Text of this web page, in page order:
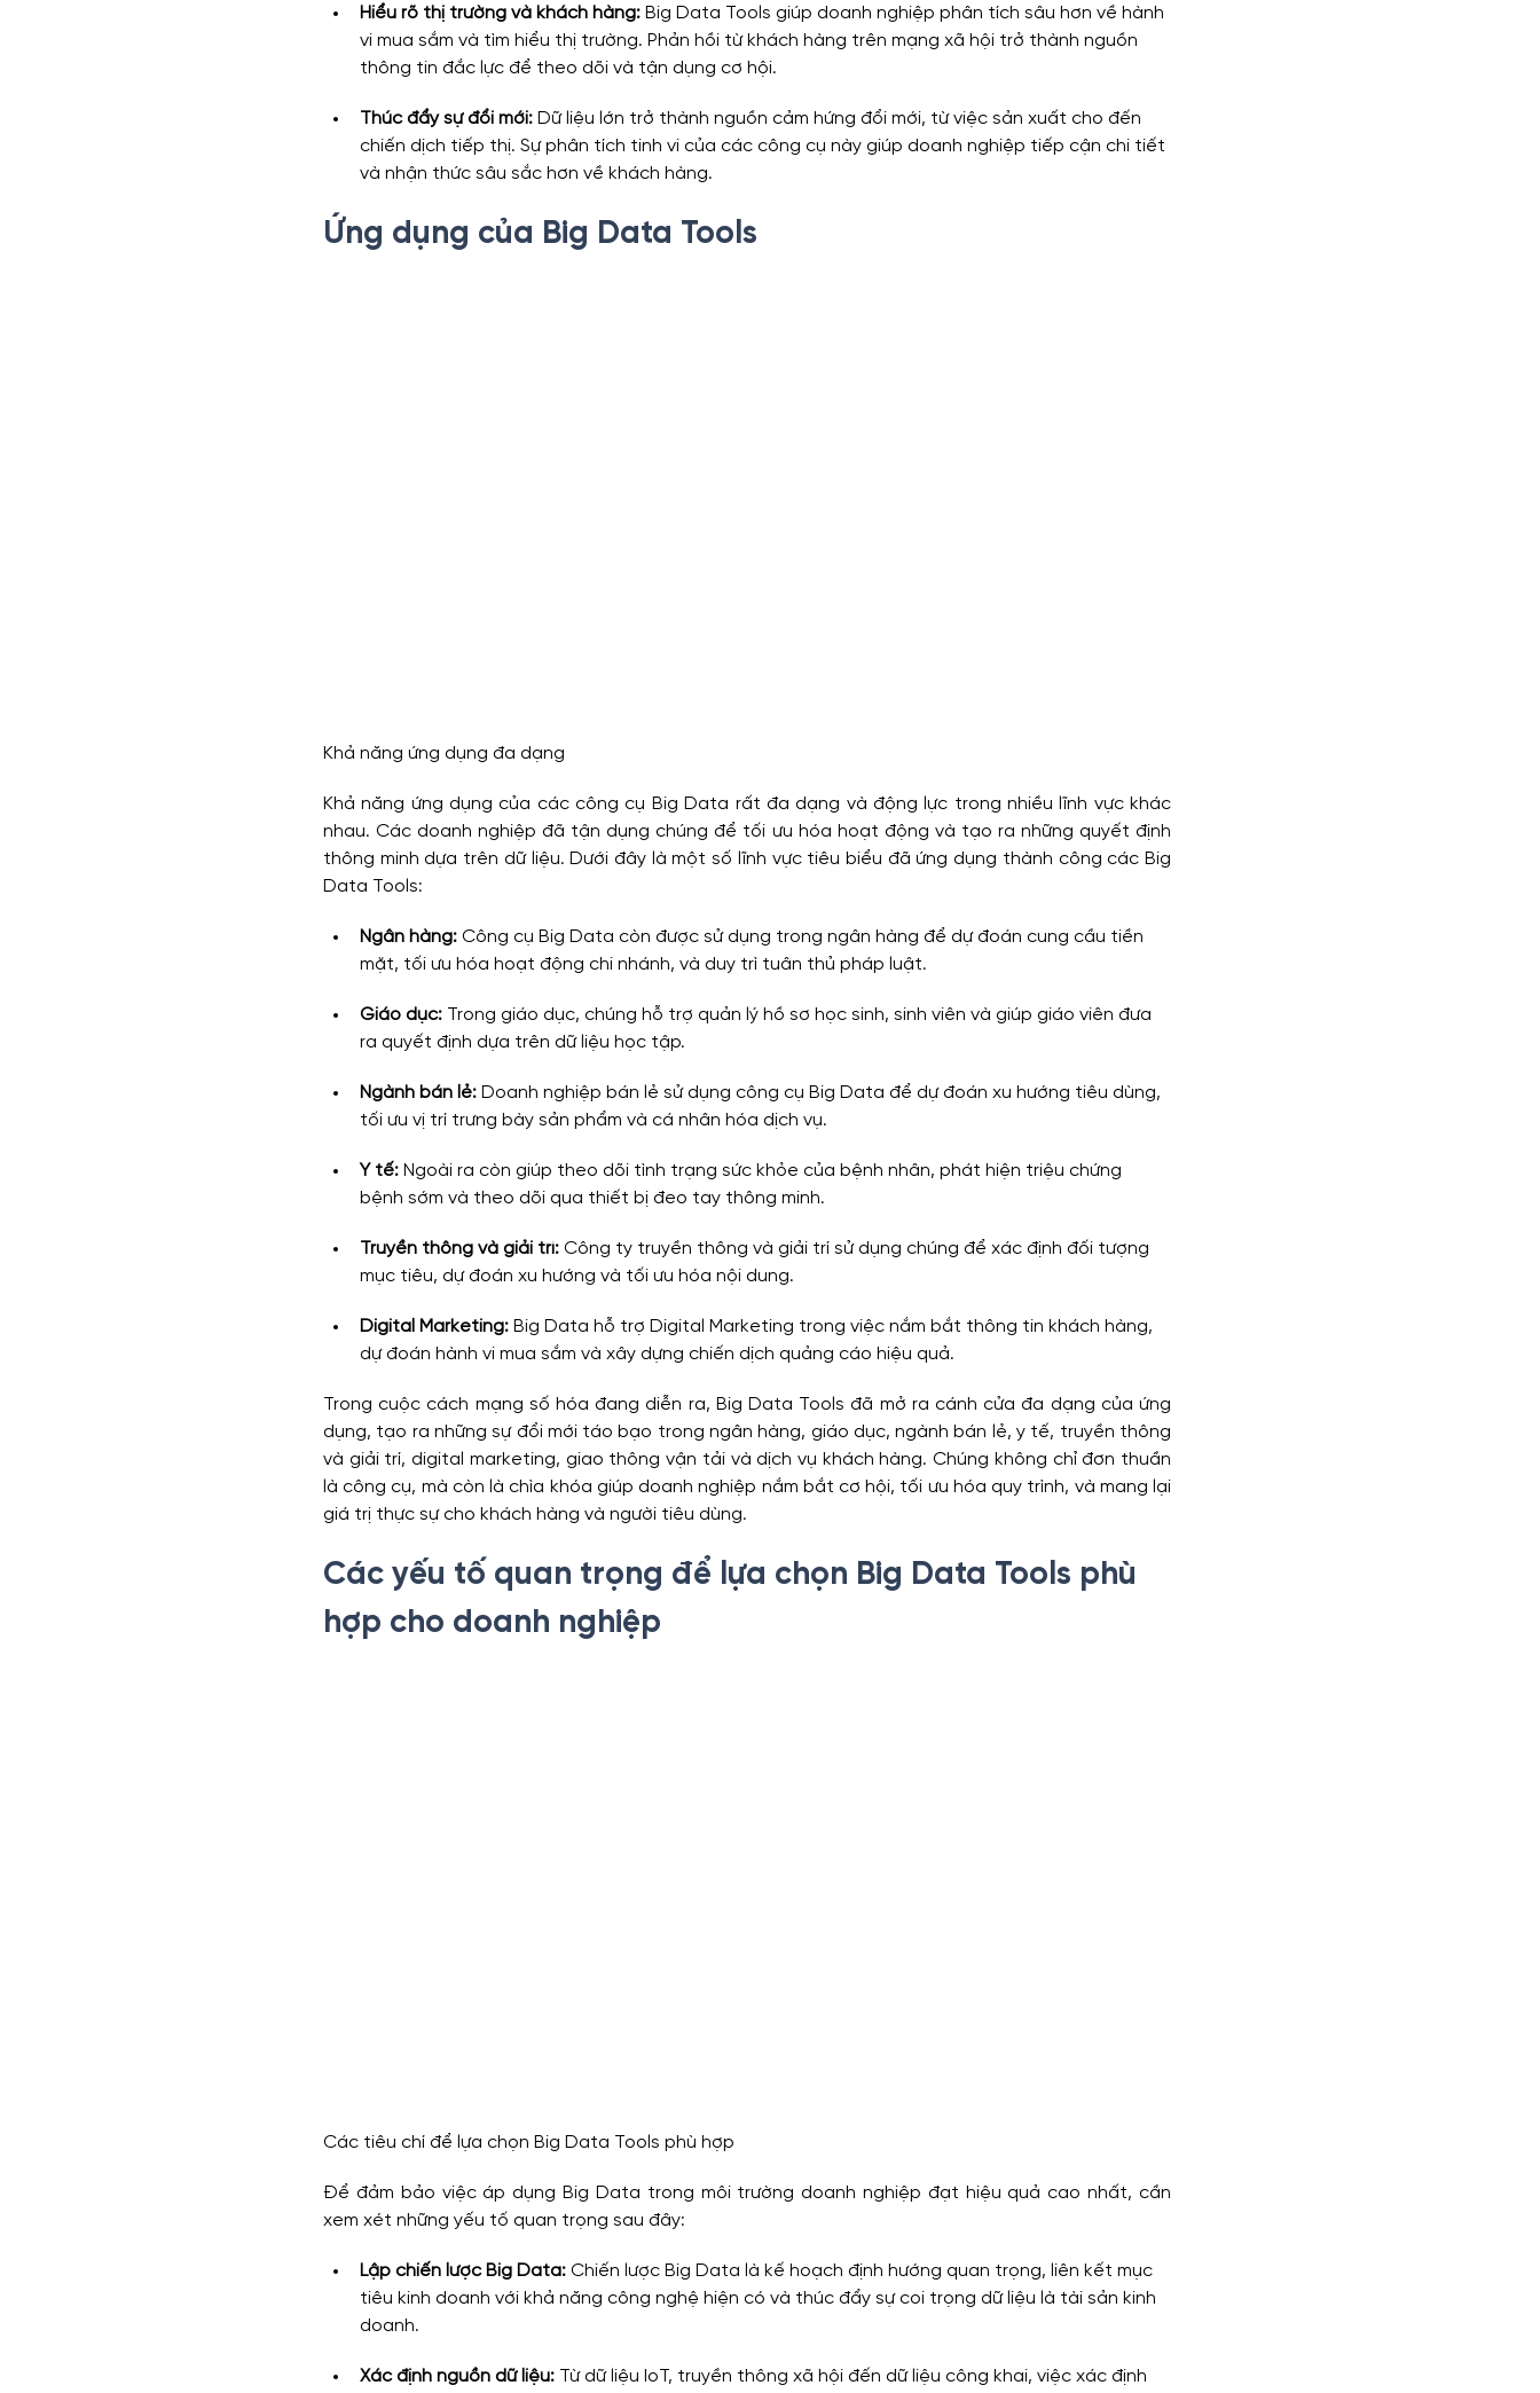
Hiểu rõ thị trường và khách hàng: Big Data Tools giúp doanh nghiệp phân tích sâu hơn về hành
vi mua sắm và tìm hiểu thị trường. Phản hồi từ khách hàng trên mạng xã hội trở thành nguồn
thông tin đắc lực để theo dõi và tận dụng cơ hội.
Thúc đẩy sự đổi mới: Dữ liệu lớn trở thành nguồn cảm hứng đổi mới, từ việc sản xuất cho đến
chiến dịch tiếp thị. Sự phân tích tinh vi của các công cụ này giúp doanh nghiệp tiếp cận chi tiết
và nhận thức sâu sắc hơn về khách hàng.
Ứng dụng của Big Data Tools
Khả năng ứng dụng đa dạng
Khả năng ứng dụng của các công cụ Big Data rất đa dạng và động lực trong nhiều lĩnh vực khác
nhau. Các doanh nghiệp đã tận dụng chúng để tối ưu hóa hoạt động và tạo ra những quyết định
thông minh dựa trên dữ liệu. Dưới đây là một số lĩnh vực tiêu biểu đã ứng dụng thành công các Big
Data Tools:
Ngân hàng: Công cụ Big Data còn được sử dụng trong ngân hàng để dự đoán cung cầu tiền
mặt, tối ưu hóa hoạt động chi nhánh, và duy trì tuân thủ pháp luật.
Giáo dục: Trong giáo dục, chúng hỗ trợ quản lý hồ sơ học sinh, sinh viên và giúp giáo viên đưa
ra quyết định dựa trên dữ liệu học tập.
Ngành bán lẻ: Doanh nghiệp bán lẻ sử dụng công cụ Big Data để dự đoán xu hướng tiêu dùng,
tối ưu vị trí trưng bày sản phẩm và cá nhân hóa dịch vụ.
Y tế: Ngoài ra còn giúp theo dõi tình trạng sức khỏe của bệnh nhân, phát hiện triệu chứng
bệnh sớm và theo dõi qua thiết bị đeo tay thông minh.
Truyền thông và giải trí: Công ty truyền thông và giải trí sử dụng chúng để xác định đối tượng
mục tiêu, dự đoán xu hướng và tối ưu hóa nội dung.
Digital Marketing: Big Data hỗ trợ Digital Marketing trong việc nắm bắt thông tin khách hàng,
dự đoán hành vi mua sắm và xây dựng chiến dịch quảng cáo hiệu quả.
Trong cuộc cách mạng số hóa đang diễn ra, Big Data Tools đã mở ra cánh cửa đa dạng của ứng
dụng, tạo ra những sự đổi mới táo bạo trong ngân hàng, giáo dục, ngành bán lẻ, y tế, truyền thông
và giải trí, digital marketing, giao thông vận tải và dịch vụ khách hàng. Chúng không chỉ đơn thuần
là công cụ, mà còn là chìa khóa giúp doanh nghiệp nắm bắt cơ hội, tối ưu hóa quy trình, và mang lại
giá trị thực sự cho khách hàng và người tiêu dùng.
Các yếu tố quan trọng để lựa chọn Big Data Tools phù
hợp cho doanh nghiệp
Các tiêu chí để lựa chọn Big Data Tools phù hợp
Để đảm bảo việc áp dụng Big Data trong môi trường doanh nghiệp đạt hiệu quả cao nhất, cần
xem xét những yếu tố quan trọng sau đây:
Lập chiến lược Big Data: Chiến lược Big Data là kế hoạch định hướng quan trọng, liên kết mục
tiêu kinh doanh với khả năng công nghệ hiện có và thúc đẩy sự coi trọng dữ liệu là tài sản kinh
doanh.
Xác định nguồn dữ liệu: Từ dữ liệu IoT, truyền thông xã hội đến dữ liệu công khai, việc xác định